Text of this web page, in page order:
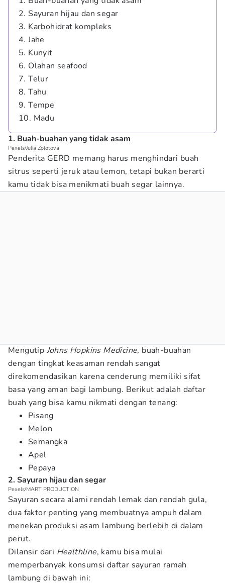
2. Sayuran hijau dan segar
3. Karbohidrat kompleks
4. Jahe
5. Kunyit
6. Olahan seafood
7. Telur
8. Tahu
9. Tempe
10. Madu
1. Buah-buahan yang tidak asam
Pexels/Julia Zolotova
Penderita GERD memang harus menghindari buah
sitrus seperti jeruk atau lemon, tetapi bukan berarti
kamu tidak bisa menikmati buah segar lainnya.
Mengutip Johns Hopkins Medicine, buah-buahan
dengan tingkat keasaman rendah sangat
direkomendasikan karena cenderung memiliki sifat
basa yang aman bagi lambung. Berikut adalah daftar
buah yang bisa kamu nikmati dengan tenang:
Pisang
Melon
Semangka
Apel
Pepaya
2. Sayuran hijau dan segar
Pexels/MART PRODUCTION
Sayuran secara alami rendah lemak dan rendah gula,
dua faktor penting yang membuatnya ampuh dalam
menekan produksi asam lambung berlebih di dalam
perut.
Dilansir dari Healthline, kamu bisa mulai
memperbanyak konsumsi daftar sayuran ramah
lambung di bawah ini: